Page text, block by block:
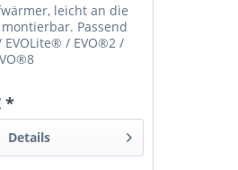
leicht an die
montierbar. Passend
/ EVO®2 /
*
Details